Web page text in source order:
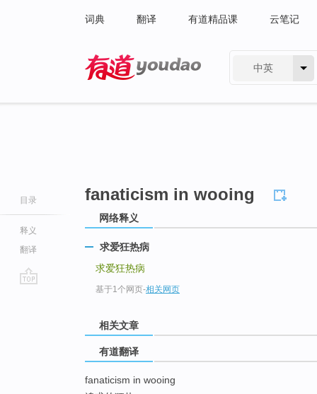
词典 翻译 有道精品课 云笔记
中英
目录
释义
翻译
fanaticism in wooing
网络释义
求爱狂热病
求爱狂热病
基于1个网页-相关网页
相关文章
有道翻译
fanaticism in wooing